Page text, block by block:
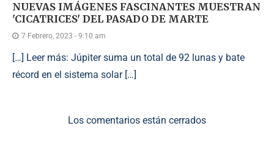
NUEVAS IMÁGENES FASCINANTES MUESTRAN
'CICATRICES' DEL PASADO DE MARTE
7 Febrero, 2023 - 9:10 am
[…] Leer más: Júpiter suma un total de 92 lunas y bate
récord en el sistema solar […]
Los comentarios están cerrados